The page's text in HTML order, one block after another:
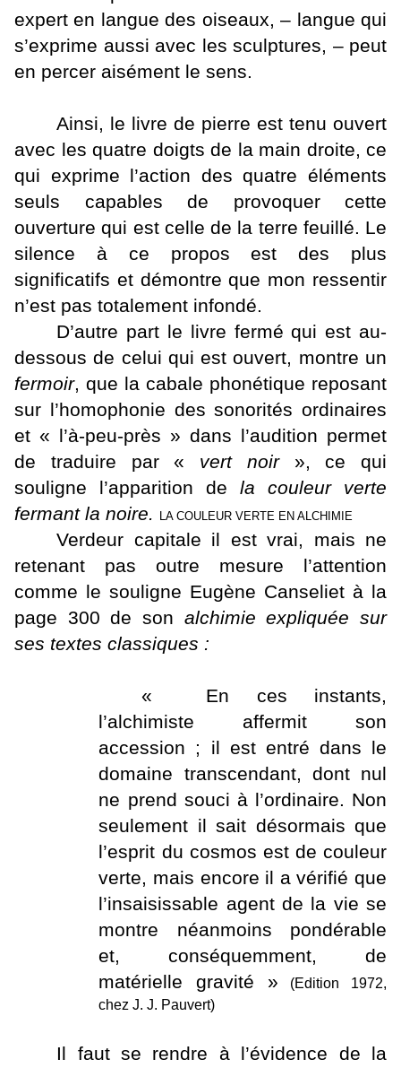
expert en langue des oiseaux, – langue qui
s’exprime aussi avec les sculptures, – peut
en percer aisément le sens.
Ainsi, le livre de pierre est tenu ouvert
avec les quatre doigts de la main droite, ce
qui exprime l’action des quatre éléments
seuls capables de provoquer cette
ouverture qui est celle de la terre feuillé. Le
silence à ce propos est des plus
significatifs et démontre que mon ressentir
n’est pas totalement infondé.
D’autre part le livre fermé qui est au-
dessous de celui qui est ouvert, montre un
fermoir, que la cabale phonétique reposant
sur l’homophonie des sonorités ordinaires
et « l’à-peu-près » dans l’audition permet
de traduire par « vert noir», ce qui
souligne l’apparition de la couleur verte
fermant la noire.
LA COULEUR VERTE EN ALCHIMIE
Verdeur capitale il est vrai, mais ne
retenant pas outre mesure l’attention
comme le souligne Eugène Canseliet à la
page 300 de son alchimie expliquée sur
ses textes classiques :
« En ces instants,
l’alchimiste affermit son
accession ; il est entré dans le
domaine transcendant, dont nul
ne prend souci à l’ordinaire. Non
seulement il sait désormais que
l’esprit du cosmos est de couleur
verte, mais encore il a vérifié que
l’insaisissable agent de la vie se
montre néanmoins pondérable
et, conséquemment, de
matérielle gravité »
(Edition 1972,
chez J. J. Pauvert)
Il faut se rendre à l’évidence de la